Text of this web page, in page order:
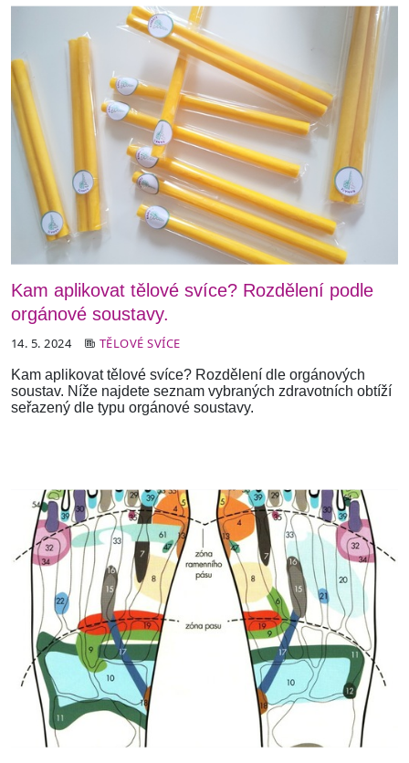
Kam aplikovat tělové svíce? Rozdělení podle
orgánové soustavy.
14. 5. 2024 TĚLOVÉ SVÍCE
Kam aplikovat tělové svíce? Rozdělení dle orgánových
soustav. Níže najdete seznam vybraných zdravotních obtíží
seřazený dle typu orgánové soustavy.